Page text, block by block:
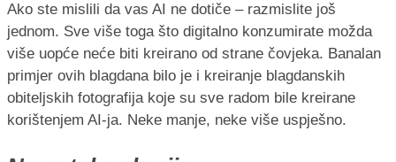
Ako ste mislili da vas AI ne dotiče – razmislite još
jednom. Sve više toga što digitalno konzumirate možda
više uopće neće biti kreirano od strane čovjeka. Banalan
primjer ovih blagdana bilo je i kreiranje blagdanskih
obiteljskih fotografija koje su sve radom bile kreirane
korištenjem AI-ja. Neke manje, neke više uspješno.